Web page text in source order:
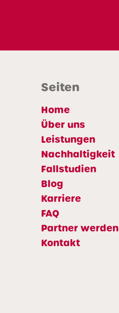
Seiten
Home
Über uns
Leistungen
Nachhaltigkeit
Fallstudien
Blog
Karriere
FAQ
Partner werden
Kontakt